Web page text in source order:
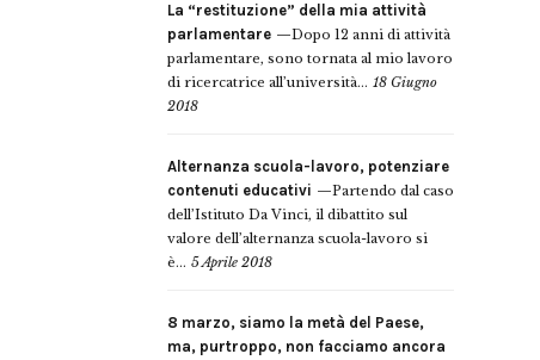
La “restituzione” della mia attività
parlamentare
Dopo 12 anni di attività
parlamentare, sono tornata al mio lavoro
di ricercatrice all’università... 18 Giugno
2018
Alternanza scuola-lavoro, potenziare
contenuti educativi
Partendo dal caso
dell’Istituto Da Vinci, il dibattito sul
valore dell’alternanza scuola-lavoro si
è... 5 Aprile 2018
8 marzo, siamo la metà del Paese,
ma, purtroppo, non facciamo ancora